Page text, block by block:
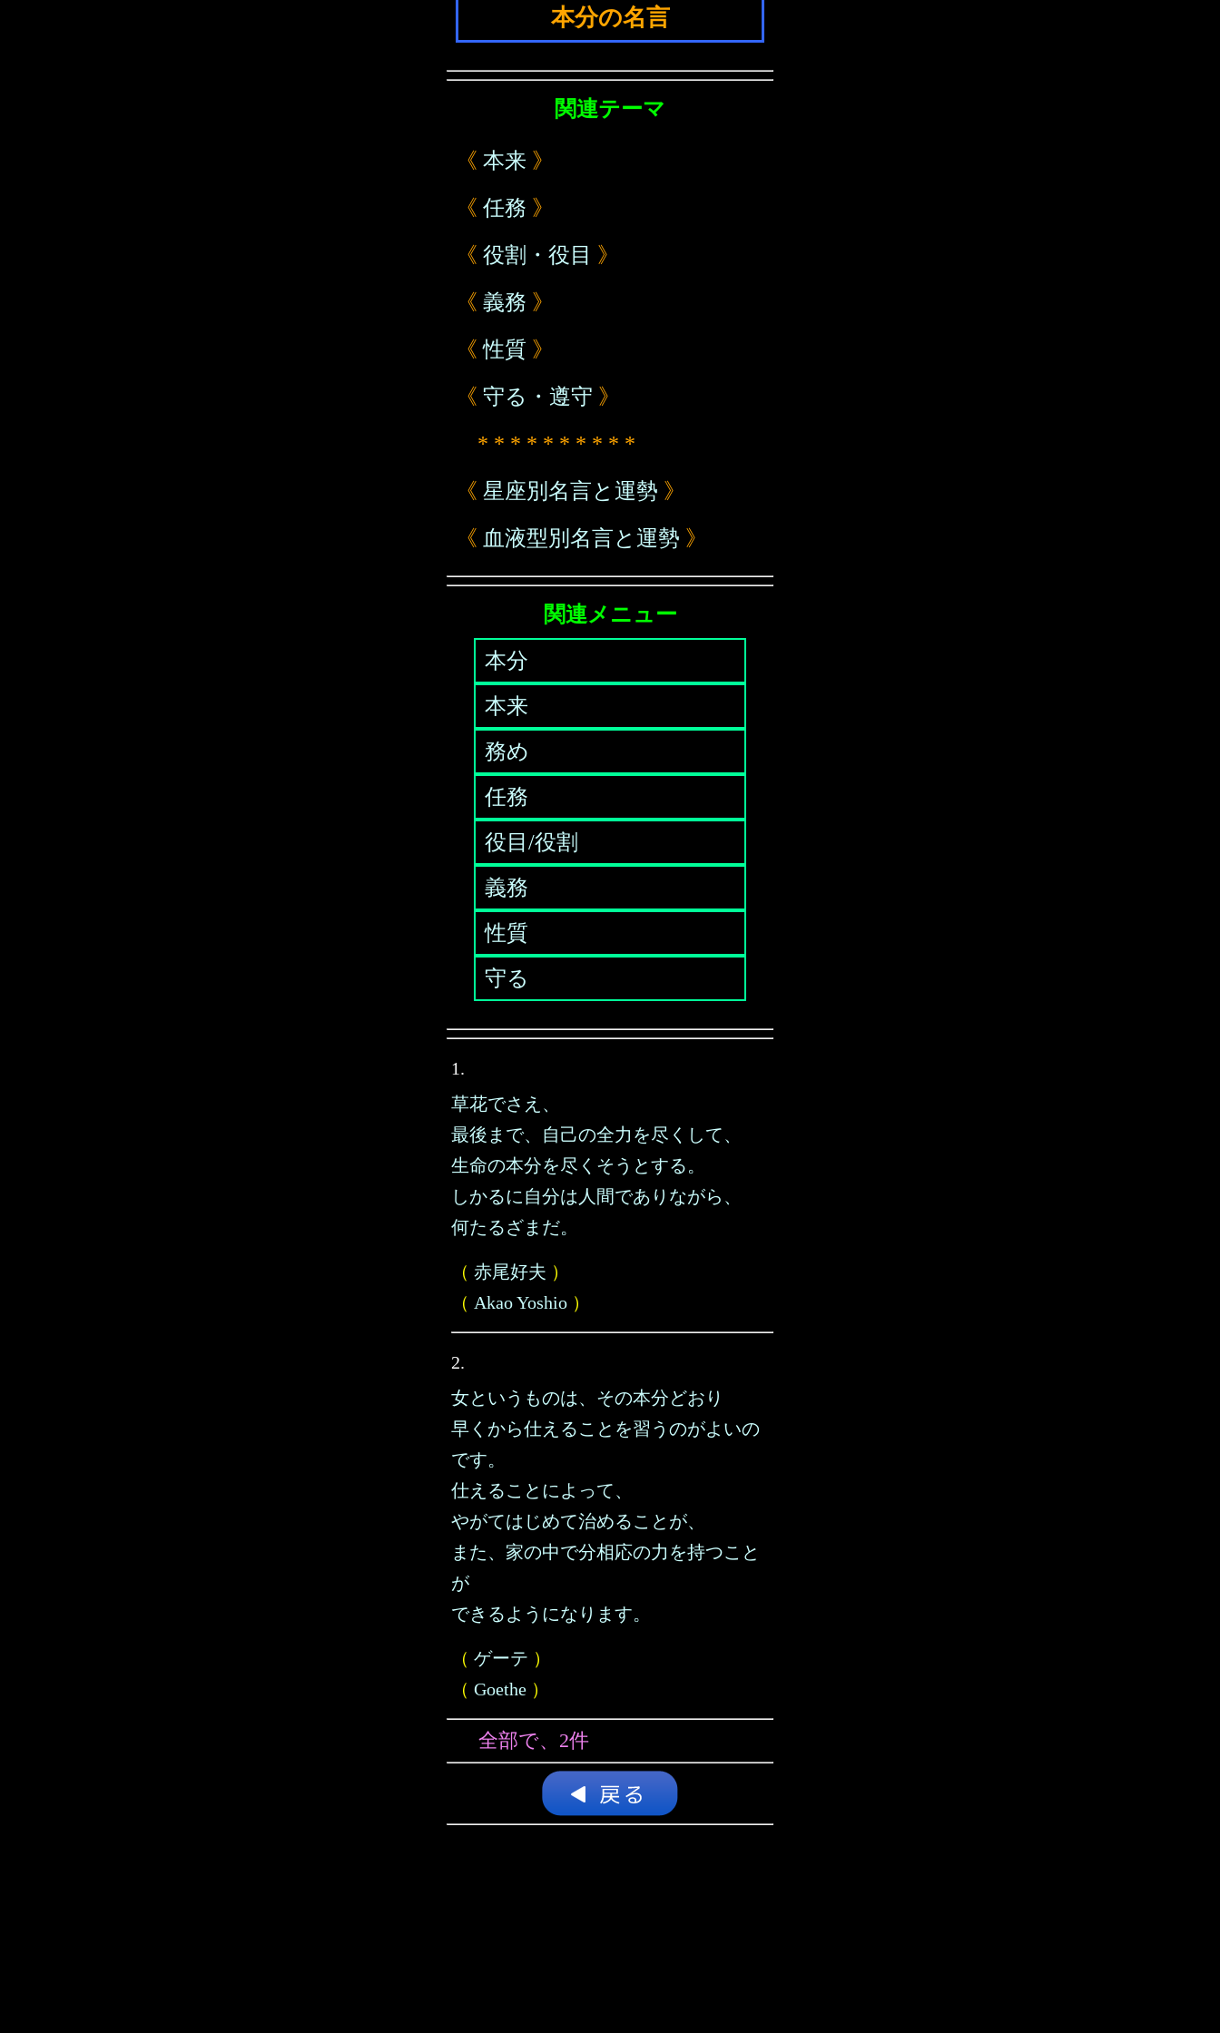
本分の名言
関連テーマ
《 本来 》
《 任務 》
《 役割・役目 》
《 義務 》
《性質 》
《 守る・遵守 》
* * * * * * * * * *
《 星座別名言と運勢 》
《 血液型別名言と運勢 》
関連メニュー
本分
本来
務め
任務
役目/役割
義務
性質
守る
1.
草花でさえ、
最後まで、自己の全力を尽くして、
生命の本分を尽くそうとする。
しかるに自分は人間でありながら、
何たるざまだ。
（ 赤尾好夫 ）
（ Akao Yoshio ）
2.
女というものは、その本分どおり
早くから仕えることを習うのがよいの
です。
仕えることによって、
やがてはじめて治めることが、
また、家の中で分相応の力を持つこと
が
できるようになります。
（ ゲーテ ）
（ Goethe ）
全部で、2件